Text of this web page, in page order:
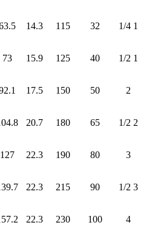
1 1/4
32
115
14.3
1 1/2
40
125
15.9
73
2
50
150
17.5
2 1/2
65
180
20.7
3
80
190
22.3
127
3 1/2
90
215
22.3
4
100
230
22.3